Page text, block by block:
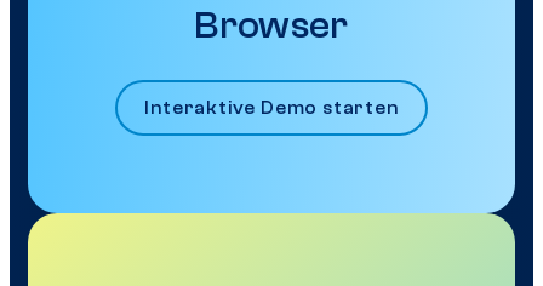
Browser
Interaktive Demo starten